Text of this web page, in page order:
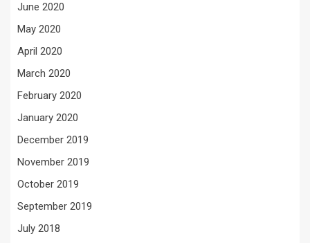
June 2020
May 2020
April 2020
March 2020
February 2020
January 2020
December 2019
November 2019
October 2019
September 2019
July 2018